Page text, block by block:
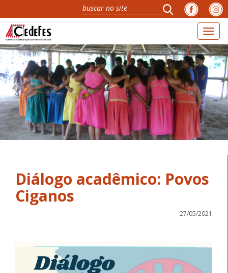
Diálogo acadêmico: Povos
Ciganos
27/05/2021